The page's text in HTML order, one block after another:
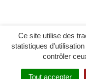
Ce site utilise des
statistiques
contrôler
Tout accepter